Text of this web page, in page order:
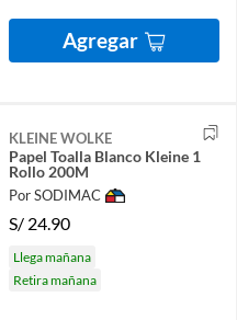
Agregar
KLEINE WOLKE
Papel Toalla Blanco Kleine 1
Rollo 200M
Por SODIMAC
S/ 24.90
Llega mañana
Retira mañana